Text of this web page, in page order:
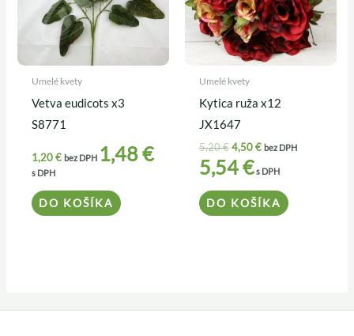
Umelé kvety
Vetva eudicots x3
S8771
1,20€ bez DPH 1,48€
s DPH
DO KOŠÍKA
Umelé kvety
Kytica ruža x12
JX1647
5,20€ 4,50€ bez DPH
5,54€s DPH
DO KOŠÍKA